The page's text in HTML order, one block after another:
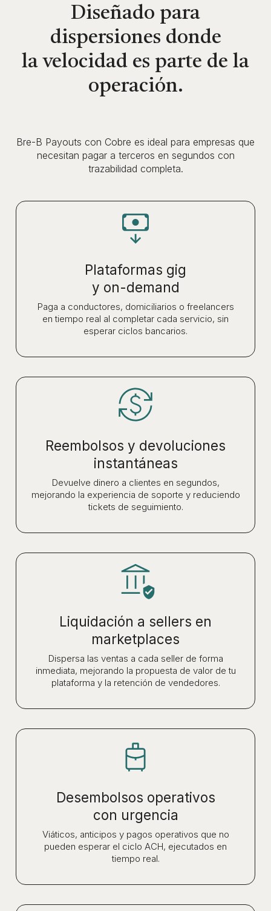
Diseñado para
dispersiones donde
la velocidad es parte de la
operación.
Bre-B Payouts con Cobre es ideal para empresas que
necesitan pagar a terceros en segundos con
trazabilidad completa.
Plataformas gig
y on-demand
Paga a conductores, domiciliarios o freelancers
en tiempo real al completar cada servicio, sin
esperar ciclos bancarios.
Reembolsos y devoluciones
instantáneas
Devuelve dinero a clientes en segundos,
mejorando la experiencia de soporte y reduciendo
tickets de seguimiento.
Liquidación a sellers en
marketplaces
Dispersa las ventas a cada seller de forma
inmediata, mejorando la propuesta de valor de tu
plataforma y la retención de vendedores.
Desembolsos operativos
con urgencia
Viáticos, anticipos y pagos operativos que no
pueden esperar el ciclo ACH, ejecutados en
tiempo real.